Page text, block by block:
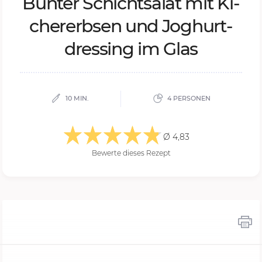
cher­erb­sen und Jo­ghurt­
dres­sing im Glas
10 MIN. 4 PERSONEN
Ø 4,83
Bewerte dieses Rezept